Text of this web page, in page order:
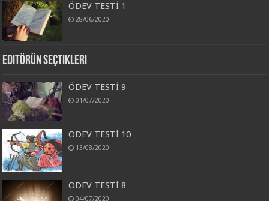
ÖDEV TESTİ 1
28/06/2020
Editörün Seçtikleri
ÖDEV TESTİ 9
01/07/2020
ÖDEV TESTİ 10
13/08/2020
ÖDEV TESTİ 8
04/07/2020